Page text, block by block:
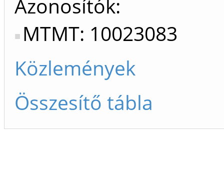
Azonosítók
MTMT: 10023083
Közlemények
Összesítő tábla